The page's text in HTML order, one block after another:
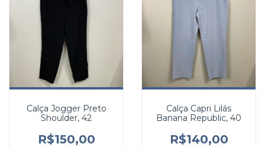
Calça Jogger Preto
Shoulder, 42
R$150,00
Calça Capri Lilás
Banana Republic, 40
R$140,00